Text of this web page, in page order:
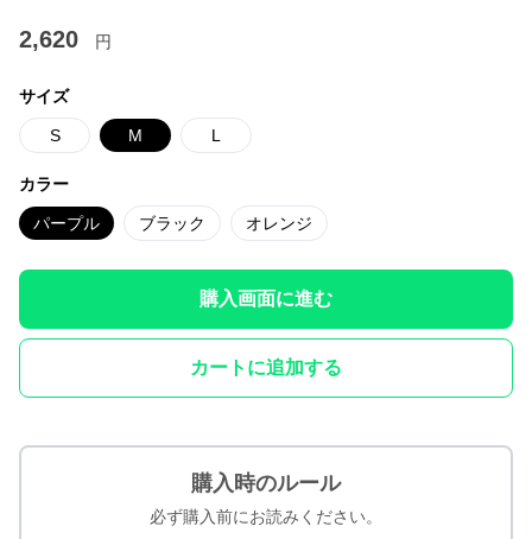
2,620 円
サイズ
S M L
カラー
パープル ブラック オレンジ
購入画面に進む
カートに追加する
購入時のルール
必ず購入前にお読みください。